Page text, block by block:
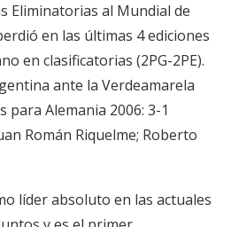
Eliminatorias al Mundial de
en las últimas 4 ediciones
en clasificatorias (2PG-2PE).
ante la Verdeamarela
Alemania 2006: 3-1
Román Riquelme; Roberto
líder absoluto en las actuales